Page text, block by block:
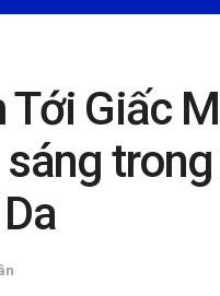
Tới Giấc